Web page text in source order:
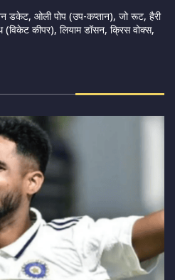
डकेट, ओली पोप (उप-कप्तान), जो रूट, हैरी
कीपर), लियाम डॉसन, क्रिस वोक्स,